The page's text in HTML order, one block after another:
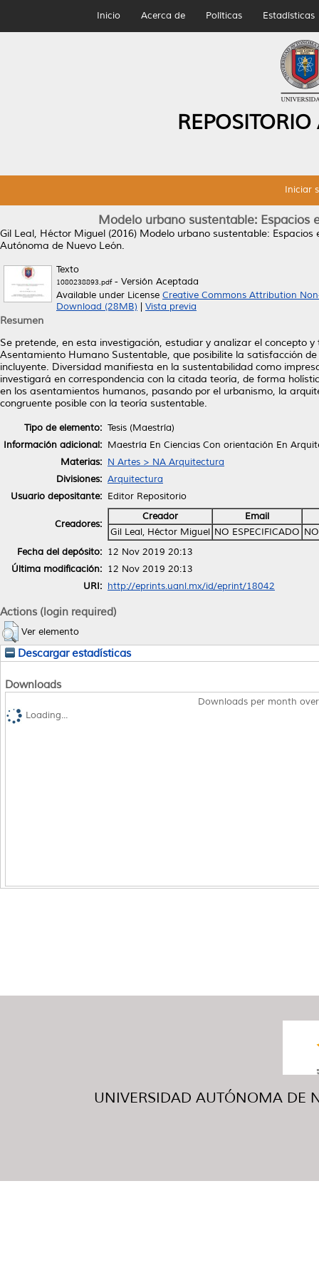
Inicio Acerca de Políticas Estadísticas
Iniciar
Modelo urbano sustentable:
Gil Leal, Héctor Miguel (2016) Modelo urbano sustentable:
Autónoma de Nuevo León.
Texto
1080238893.pdf- Versión Aceptada
Available under License Creative Commons Attribution
Download (28MB)
Vista previa
Resumen
Se pretende, en esta investigación, estudiar y analizar el concepto
Asentamiento Humano Sustentable, que posibilite la satisfacción
incluyente. Diversidad manifiesta en la sustentabilidad como
investigará en correspondencia con la citada teoría, de forma
en los asentamientos humanos, pasando por el urbanismo, la
congruente posible con la teoría sustentable.
Tipo de elemento: Tesis (Maestría)
Información adicional: Maestría En Ciencias Con orientación En
Materias: N Artes > NA Arquitectura
Divisiones: Arquitectura
Usuario depositante: Editor Repositorio
Creadores:
Creador
Email
Gil Leal, Héctor Miguel NO ESPECIFICADO
Fecha del depósito: 12 Nov 2019 20:13
Última modificación: 12 Nov 2019 20:13
URI: http://eprints.uanl.mx/id/eprint/18042
Actions (login required)
Ver elemento
Descargar estadísticas
Downloads
Downloads per month
Loading...
UNIVERSIDAD AUTÓNOMA DE